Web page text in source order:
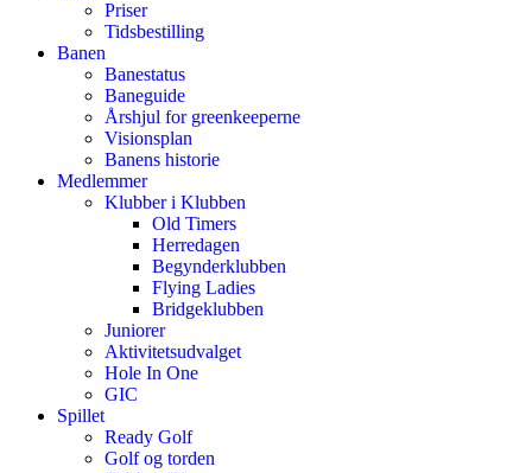
Priser
Tidsbestilling
Banen
Banestatus
Baneguide
Årshjul for greenkeeperne
Visionsplan
Banens historie
Medlemmer
Klubber i Klubben
Old Timers
Herredagen
Begynderklubben
Flying Ladies
Bridgeklubben
Juniorer
Aktivitetsudvalget
Hole In One
GIC
Spillet
Ready Golf
Golf og torden